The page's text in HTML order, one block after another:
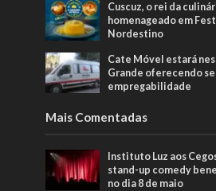
Cuscuz, o rei da
homenageado em
Nordestino
Cate Móvel estará
Grande oferecendo
empregabilidade
Mais Comentadas
Instituto Luz aos
stand-up comedy
no dia 8 de maio